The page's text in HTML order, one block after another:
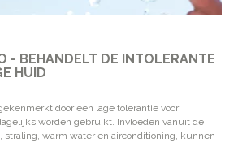
- BEHANDELT DE INTOLERANTE
HUID
door een lage tolerantie voor
worden gebruikt. Invloeden vanuit de
straling, warm water en airconditioning, kunnen